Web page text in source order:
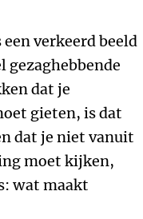
verkeerd beeld
dat je
gieten, is dat
dat je niet vanuit
moet kijken,
wat maakt